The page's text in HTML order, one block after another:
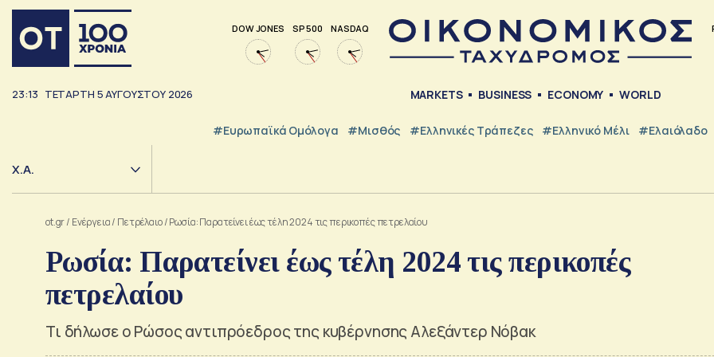
DOW JONES SP 500 NASDAQ
23:13 ΤΕΤΆΡΤΗ 5ΑΥΓΟΎΣΤΟΥ 2026 MARKETS BUSINESS ECONOMY WORLD
#Ευρωπαϊκά Ομόλογα #Μισθός #ελληνικές Τράπεζες #Ελληνικό Μέλι #Ελαιόλαδο
Χ.Α.
ot.gr/ Ενέργεια/ Πετρέλαιο/Ρωσία: Παρατείνει έως τέλη 2024 τις περικοπές πετρελαίου
Ρωσία: Παρατείνει έως τέλη 2024 τις περικοπές
πετρελαίου
Τι δήλωσε ο Ρώσος αντιπρόεδρος της κυβέρνησης Αλεξάντερ Νόβακ